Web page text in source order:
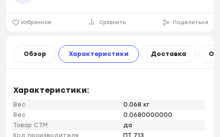
Избранное Сравнить Поделиться
Обзор Характеристики Доставка
Характеристики:
Вес
0.068 кг
Вес
0.0680000000
Товар СТМ
да
Код производителя
ПТ 713